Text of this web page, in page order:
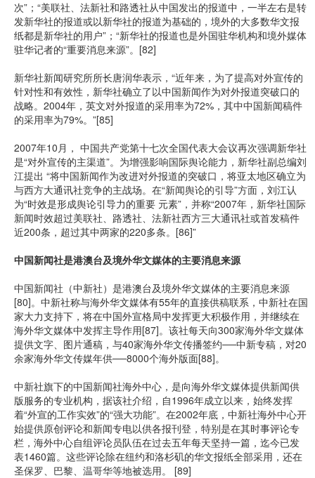
次”；“美联社、法新社和路透社从中国发出的报道中，一半左右是转
发新华社的报道或以新华社的报道为基础的，境外的大多数华文报
纸都是新华社的用户”；“新华社的报道也是外国驻华机构和境外媒体
驻华记者的“重要消息来源”。[82]
新华社新闻研究所所长唐润华表示，“近年来，为了提高对外宣传的
针对性和有效性，新华社确立了以中国新闻作为对外报道突破口的
战略。2004年，英文对外报道的采用率为72%，其中中国新闻稿件
的采用率为79%。”[85]
2007年10月， 中国共产党第十七次全国代表大会议再次强调新华社
是“对外宣传的主渠道”。为增强影响国际舆论能力，新华社副总编刘
江提出 “将中国新闻作为改进对外报道的突破口，将亚太地区确立为
与西方大通讯社竞争的主战场。在“新闻舆论的引导”方面，刘江认
为“时效是形成舆论引导力的重要 元素”，并称“2007年，新华社国际
新闻时效超过美联社、路透社、法新社西方三大通讯社或首发稿件
近200条，超过其中两家的220多条。[86]”
中国新闻社是港澳台及境外华文媒体的主要消息来源
中国新闻社（中新社）是港澳台及境外华文媒体的主要消息来源
[80]。中新社称与海外华文媒体有55年的直接供稿联系，中新社在国
家大力支持下，将在中国外宣格局中发挥更大积极作用，并继续在
海外华文媒体中发挥主导作用[87]。该社每天向300家海外华文媒体
提供文字、图片通稿，与40家海外华文传播签约──中新专稿，对20
余家海外华文传媒年供──8000个海外版面[88]。
中新社旗下的中国新闻社海外中心，是向海外华文媒体提供新闻供
版服务的专业机构，据该社介绍，自1996年成立以来，始终发挥
着“外宣的工作实效”的“强大功能”。在2002年底，中新社海外中心开
始提供原创评论和新闻专电以供各报刊登，特别是在其时事评论专
栏，海外中心自组评论员队伍在过去五年每天坚持一篇，迄今已发
表1460篇。这些评论除在纽约和洛杉矶的华文报纸全部采用，还在
圣保罗、巴黎、温哥华等地被选用。 [89]